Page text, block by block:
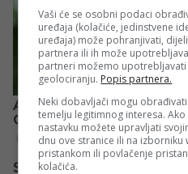
Vaši će se osobni podaci
uređaja (kolačiće, jedinstvene
uređaja) može pohranjivati,
partnera ili ih može
partneri možemo
geolociranju. Popis partnera.
Neki dobavljači mogu
temelju legitimnog interesa. Ako
nastavku možete upravljati
dnu ove stranice ili na izborniku
pristankom ili povlačenje
kolačića.